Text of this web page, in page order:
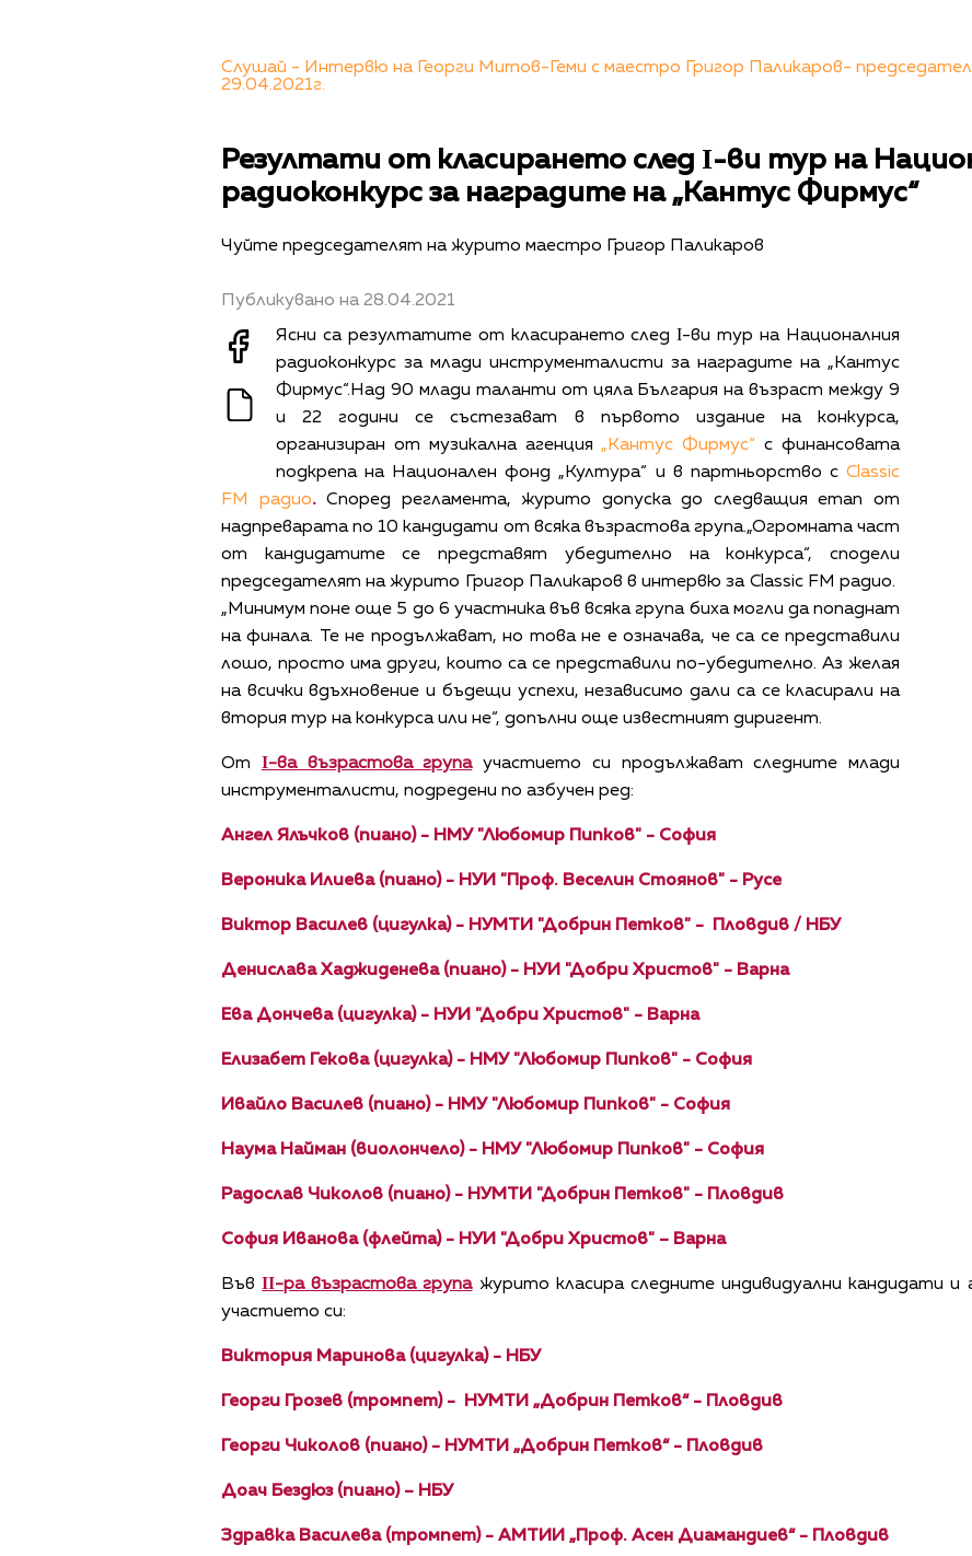
Слушай - Интервю на Георги Митов-Геми с маестро Григор Паликаров-
29.04.2021г.
Резултати от класирането след І-ви тур на
радиоконкурс за наградите на „Кантус Фирмус“
Чуйте председателят на журито маестро Григор Паликаров
Публикувано на 28.04.2021
Ясни са резултатите от класирането след І-ви тур на Националния
радиоконкурс за млади инструменталисти за наградите на „Кантус
Фирмус“.Над 90 млади таланти от цяла България на възраст между 9
и 22 години се състезават в първото издание на конкурса,
организиран от музикална агенция „Кантус Фирмус“ с финансовата
подкрепа на Национален фонд „Култура“ и в партньорство с Classic
FM радио.Според регламента, журито допуска до следващия етап от
надпреварата по 10 кандидати от всяка възрастова група.„Огромната част
от кандидатите се представят убедително на конкурса“, сподели
председателят на журито Григор Паликаров в интервю за Classic FM радио.
„Минимум поне още 5 до 6 участника във всяка група биха могли да попаднат
на финала. Те не продължават, но това не е означава, че са се представили
лошо, просто има други, които са се представили по-убедително. Аз желая
на всички вдъхновение и бъдещи успехи, независимо дали са се класирали на
втория тур на конкурса или не“, допълни още известният диригент.
От І-ва възрастова групаучастието си продължават следните млади
инструменталисти, подредени по азбучен ред:
Ангел Ялъчков (пиано) - НМУ "Любомир Пипков" - София
Вероника Илиева (пиано) - НУИ "Проф. Веселин Стоянов" - Русе
Виктор Василев (цигулка) - НУМТИ "Добрин Петков" - Пловдив / НБУ
Денислава Хаджиденева (пиано) - НУИ "Добри Христов" - Варна
Ева Дончева (цигулка) - НУИ "Добри Христов" - Варна
Елизабет Гекова (цигулка) - НМУ "Любомир Пипков" - София
Ивайло Василев (пиано) - НМУ "Любомир Пипков" - София
Наума Найман (виолончело) - НМУ "Любомир Пипков" - София
Радослав Чиколов (пиано) - НУМТИ "Добрин Петков" - Пловдив
София Иванова (флейта) - НУИ "Добри Христов" – Варна
ВъвІІ-ра възрастова групажурито класира следните индивидуални кандидати
участието си:
Виктория Маринова (цигулка) - НБУ
Георги Грозев (тромпет) - НУМТИ „Добрин Петков“ - Пловдив
Георги Чиколов (пиано) - НУМТИ „Добрин Петков“ - Пловдив
Доач Бездюз (пиано) – НБУ
Здравка Василева (тромпет) - АМТИИ „Проф. Асен Диамандиев“ - Пловдив